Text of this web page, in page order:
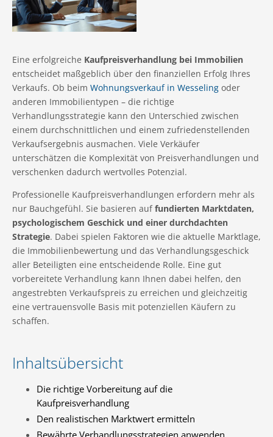
Eine erfolgreiche Kaufpreisverhandlung bei Immobilien
entscheidet maßgeblich über den finanziellen Erfolg Ihres
Verkaufs. Ob beim Wohnungsverkauf in Wesseling oder
anderen Immobilientypen – die richtige
Verhandlungsstrategie kann den Unterschied zwischen
einem durchschnittlichen und einem zufriedenstellenden
Verkaufsergebnis ausmachen. Viele Verkäufer
unterschätzen die Komplexität von Preisverhandlungen und
verschenken dadurch wertvolles Potenzial.
Professionelle Kaufpreisverhandlungen erfordern mehr als
nur Bauchgefühl. Sie basieren auffundierten Marktdaten,
psychologischem Geschick und einer durchdachten
Strategie. Dabei spielen Faktoren wie die aktuelle Marktlage,
die Immobilienbewertung und das Verhandlungsgeschick
aller Beteiligten eine entscheidende Rolle. Eine gut
vorbereitete Verhandlung kann Ihnen dabei helfen, den
angestrebten Verkaufspreis zu erreichen und gleichzeitig
eine vertrauensvolle Basis mit potenziellen Käufern zu
schaffen.
Inhaltsübersicht
Die richtige Vorbereitung auf die
Kaufpreisverhandlung
Den realistischen Marktwert ermitteln